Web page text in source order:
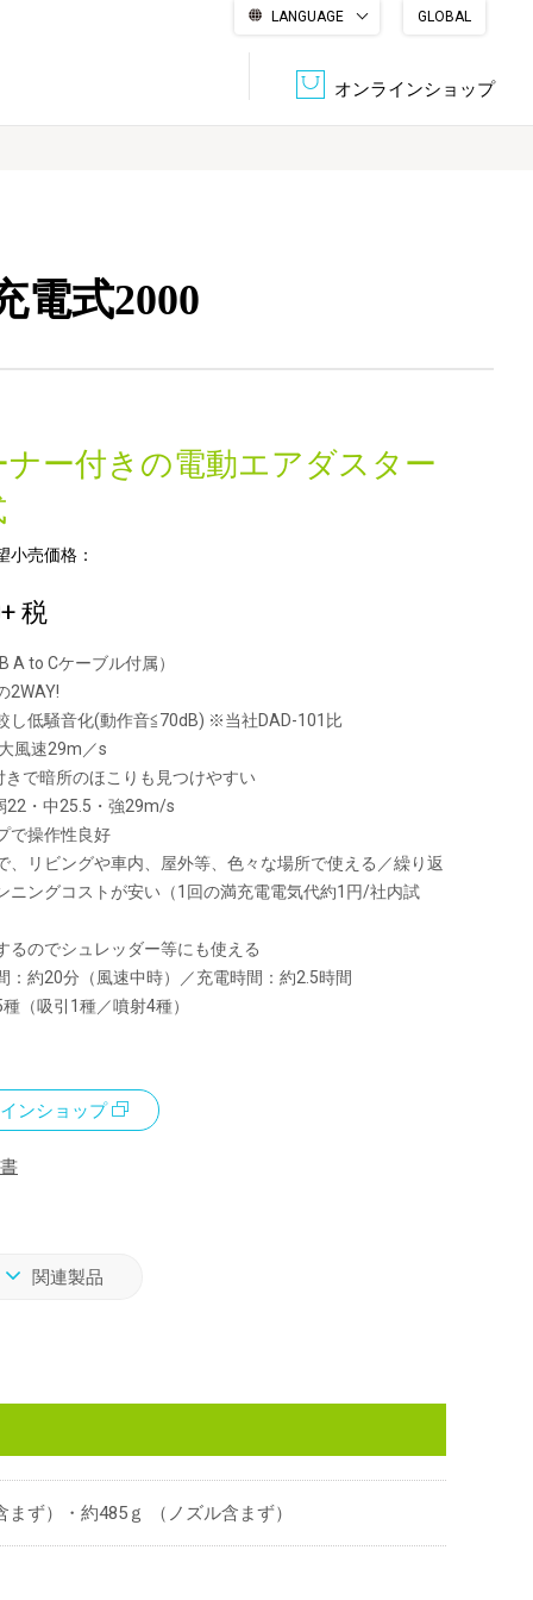
LANGUAGE
GLOBAL
オンラインショップ
筆記具
キャラクター・
学童用品
DPS（データ・プリント・サービス）
認証一覧
電式2000
ナー付きの電動エアダスター
小売価格：
+ 税
A to Cケーブル付属）
2WAY!
し低騒音化(動作音≦70dB) ※当社DAD-101比
風速29m／s
きで暗所のほこりも見つけやすい
22・中25.5・強29m/s
で操作性良好
、リビングや車内、屋外等、色々な場所で使える／繰り返
ニングコストが安い（1回の満充電電気代約1円/社内試
るのでシュレッダー等にも使える
：約20分（風速中時）／充電時間：約2.5時間
（吸引1種／噴射4種）
ンショップ
関連製品
ず）・約485ｇ （ノズル含まず）